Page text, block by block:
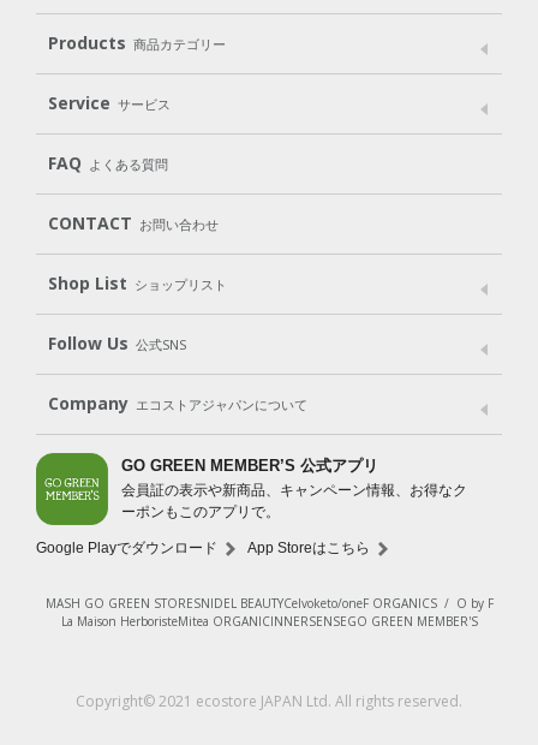
メッセージ ブランドストーリー
パッケージへのこだわり
動物実験をしない
Products 商品カテゴリー
Laundry
Cleaning Baby Kids
Body（ボディ） Hair（ヘア） Oral care（オーラルケア）
Goods （グッズ）
Gift set
Service サービス
User Guide
Subscription（定期便）
FAQ よくある質問
CONTACT お問い合わせ
Shop List ショップリスト
Shop List
Follow Us 公式SNS
LINE＠ Instagram Facebook
Company エコストアジャパンについて
会社案内 ご利用規約
プライバシーポリシー
特定商取引法に基づく表示
免責事項
法人会員サービス
New Zealand Site
GO GREEN MEMBER’S 公式アプリ
会員証の表示や新商品、キャンペーン情報、お得なク
ーポンもこのアプリで。
Google Playでダウンロード App Storeはこちら
MASH GO GREEN STORESNIDEL BEAUTYCelvoketo/oneF ORGANICS/ O by F
La Maison HerboristeMitea ORGANICINNERSENSEGO GREEN MEMBER'S
Copyright© 2021 ecostore JAPAN Ltd. All rights reserved.